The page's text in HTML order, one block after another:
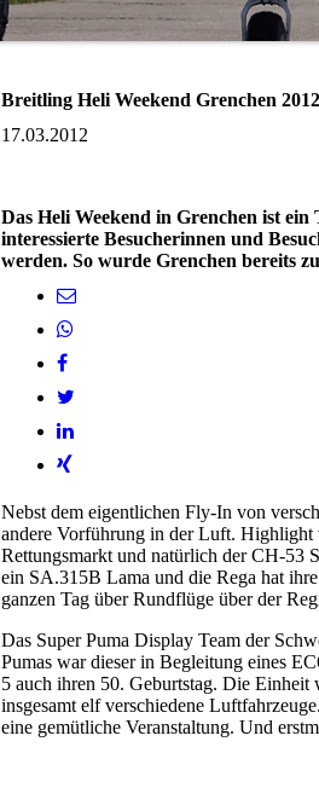
Breitling Heli Weekend Grenchen 2012
17.03.2012
Das Heli Weekend in Grenchen ist
interessierte Besucherinnen und
werden. So wurde Grenchen bereits
Nebst dem eigentlichen Fly-In von
andere Vorführung in der Luft. Highlight
Rettungsmarkt und natürlich der CH-53
ein SA.315B Lama und die Rega hat
ganzen Tag über Rundflüge über der
Das Super Puma Display Team der
Pumas war dieser in Begleitung eines
5 auch ihren 50. Geburtstag. Die
insgesamt elf verschiedene
eine gemütliche Veranstaltung. Und